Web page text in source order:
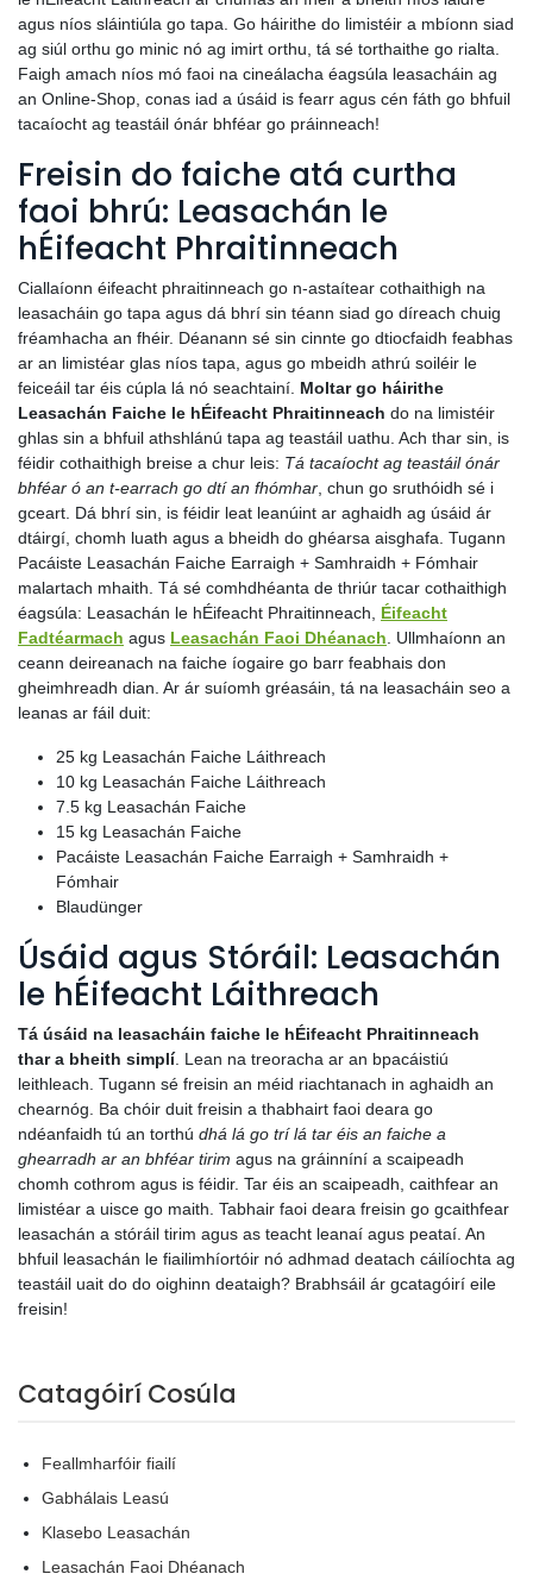
agus níos sláintiúla go tapa. Go háirithe do limistéir a mbíonn siad
ag siúl orthu go minic nó ag imirt orthu, tá sé torthaithe go rialta.
Faigh amach níos mó faoi na cineálacha éagsúla leasacháin ag
an Online-Shop, conas iad a úsáid is fearr agus cén fáth go bhfuil
tacaíocht ag teastáil ónár bhféar go práinneach!
Freisin do faiche atá curtha
faoi bhrú: Leasachán le
hÉifeacht Phraitinneach
Ciallaíonn éifeacht phraitinneach go n-astaítear cothaithigh na
leasacháin go tapa agus dá bhrí sin téann siad go díreach chuig
fréamhacha an fhéir. Déanann sé sin cinnte go dtiocfaidh feabhas
ar an limistéar glas níos tapa, agus go mbeidh athrú soiléir le
feiceáil tar éis cúpla lá nó seachtainí. Moltar go háirithe
Leasachán Faiche le hÉifeacht Phraitinneach do na limistéir
ghlas sin a bhfuil athshlánú tapa ag teastáil uathu. Ach thar sin, is
féidir cothaithigh breise a chur leis: Tá tacaíocht ag teastáil ónár
bhféar ó an t-earrach go dtí an fhómhar , chun go sruthóidh sé i
gceart. Dá bhrí sin, is féidir leat leanúint ar aghaidh ag úsáid ár
dtáirgí, chomh luath agus a bheidh do ghéarsa aisghafa. Tugann
Pacáiste Leasachán Faiche Earraigh + Samhraidh + Fómhair
malartach mhaith. Tá sé comhdhéanta de thriúr tacar cothaithigh
éagsúla: Leasachán le hÉifeacht Phraitinneach, Éifeacht
Fadtéarmach agus Leasachán Faoi Dhéanach . Ullmhaíonn an
ceann deireanach na faiche íogaire go barr feabhais don
gheimhreadh dian. Ar ár suíomh gréasáin, tá na leasacháin seo a
leanas ar fáil duit:
25 kg Leasachán Faiche Láithreach
10 kg Leasachán Faiche Láithreach
7.5 kg Leasachán Faiche
15 kg Leasachán Faiche
Pacáiste Leasachán Faiche Earraigh + Samhraidh +
Fómhair
Blaudünger
Úsáid agus Stóráil: Leasachán
le hÉifeacht Láithreach
Tá úsáid na leasacháin faiche le hÉifeacht Phraitinneach
thar a bheith simplí. Lean na treoracha ar an bpacáistiú
leithleach. Tugann sé freisin an méid riachtanach in aghaidh an
chearnóg. Ba chóir duit freisin a thabhairt faoi deara go
ndéanfaidh tú an torthú dhá lá go trí lá tar éis an faiche a
ghearradh ar an bhféar tirim agus na gráinníní a scaipeadh
chomh cothrom agus is féidir. Tar éis an scaipeadh, caithfear an
limistéar a uisce go maith. Tabhair faoi deara freisin go gcaithfear
leasachán a stóráil tirim agus as teacht leanaí agus peataí. An
bhfuil leasachán le fiailimhíortóir nó adhmad deatach cáilíochta ag
teastáil uait do do oighinn deataigh? Brabhsáil ár gcatagóirí eile
freisin!
Catagóirí Cosúla
Feallmharfóir fiailí
Gabhálais Leasú
Klasebo Leasachán
Leasachán Faoi Dhéanach